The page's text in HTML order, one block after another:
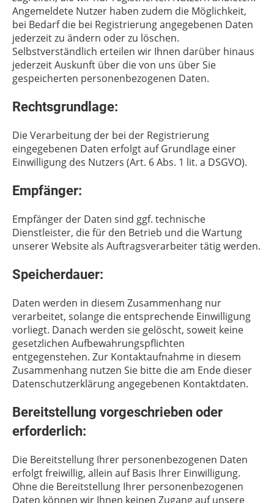
Angemeldete Nutzer haben zudem die Möglichkeit,
bei Bedarf die bei Registrierung angegebenen Daten
jederzeit zu ändern oder zu löschen.
Selbstverständlich erteilen wir Ihnen darüber hinaus
jederzeit Auskunft über die von uns über Sie
gespeicherten personenbezogenen Daten.
Rechtsgrundlage:
Die Verarbeitung der bei der Registrierung
eingegebenen Daten erfolgt auf Grundlage einer
Einwilligung des Nutzers (Art. 6 Abs. 1 lit. a DSGVO).
Empfänger:
Empfänger der Daten sind ggf. technische
Dienstleister, die für den Betrieb und die Wartung
unserer Website als Auftragsverarbeiter tätig werden.
Speicherdauer:
Daten werden in diesem Zusammenhang nur
verarbeitet, solange die entsprechende Einwilligung
vorliegt. Danach werden sie gelöscht, soweit keine
gesetzlichen Aufbewahrungspflichten
entgegenstehen. Zur Kontaktaufnahme in diesem
Zusammenhang nutzen Sie bitte die am Ende dieser
Datenschutzerklärung angegebenen Kontaktdaten.
Bereitstellung vorgeschrieben oder
erforderlich:
Die Bereitstellung Ihrer personenbezogenen Daten
erfolgt freiwillig, allein auf Basis Ihrer Einwilligung.
Ohne die Bereitstellung Ihrer personenbezogenen
Daten können wir Ihnen keinen Zugang auf unsere